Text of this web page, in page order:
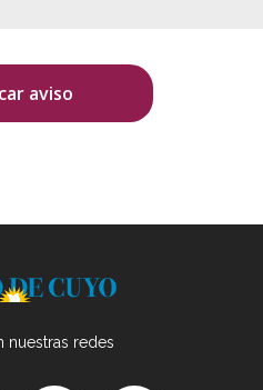
aviso
nuestras redes